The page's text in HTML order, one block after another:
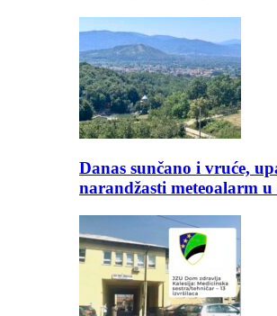
Danas sunčano i vruće,
narandžasti meteoalarm